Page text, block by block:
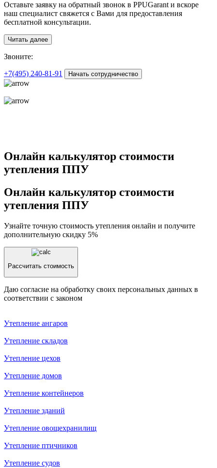
Оставьте заявку на обратный звонок в PPUGarant и вскоре
наш специалист свяжется с Вами для предоставления
бесплатной консультации.
Читать далее
Звоните:
+7(495) 240-81-91 Начать сотрудничество
Онлайн калькулятор стоимости
утепления ППУ
Онлайн калькулятор стоимости
утепления ППУ
Узнайте точную стоимость утепления онлайн и получите
дополнительную скидку 5%
Рассчитать стоимость
Даю согласие на обработку своих персональных данных в
соответствии с законом
Утепление aнгаров
Утепление складов
Утепление цехов
Утепление домов
Утепление контейнеров
Утепление зданий
Утепление овощехранилищ
Утепление птичников
Утепление судов